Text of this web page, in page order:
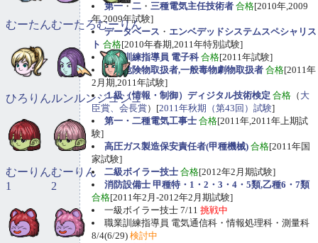
第一・二 ・ 三種電気主任技術者 合格[2010年,2009
年,2009年試験]
データベース ・ エンベデッドシステムスペシャリス
ト 合格[2010年春期,2011年特別試験]
職業訓練指導員 電子科 合格[2011年試験]
甲種危険物取扱者,一般毒物劇物取扱者 合格[2011年
2月期,2011年試験]
１級（情報・制御）ディジタル技術検定 合格 （ 大
臣賞、会長賞）[2011年秋期（第43回）試験]
第一・二種電気工事士 合格[2011年,2011年上期試
験]
高圧ガス製造保安責任者(甲種機械) 合格[2011年国
家試験]
二級ボイラー技士 合格[2012年2月期試験]
消防設備士 甲種特・1・2・3・4・5類,乙種6・7類
合格[2011年2月-2012年2月期試験]
一級ボイラー技士 7/11 挑戦中
職業訓練指導員 電気通信科・情報処理科・測量科
8/4(6/29) 検討中
むーたんむーたろむーりん
ひろりんルンルンジュジュ
むーりん
1
むーりん
2